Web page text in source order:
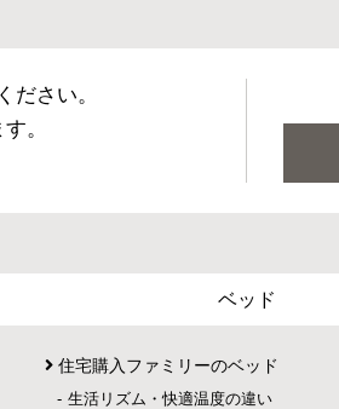
ださい。
。
ベッド
住宅購入ファミリーのベッド
生活リズム・快適温度の違い